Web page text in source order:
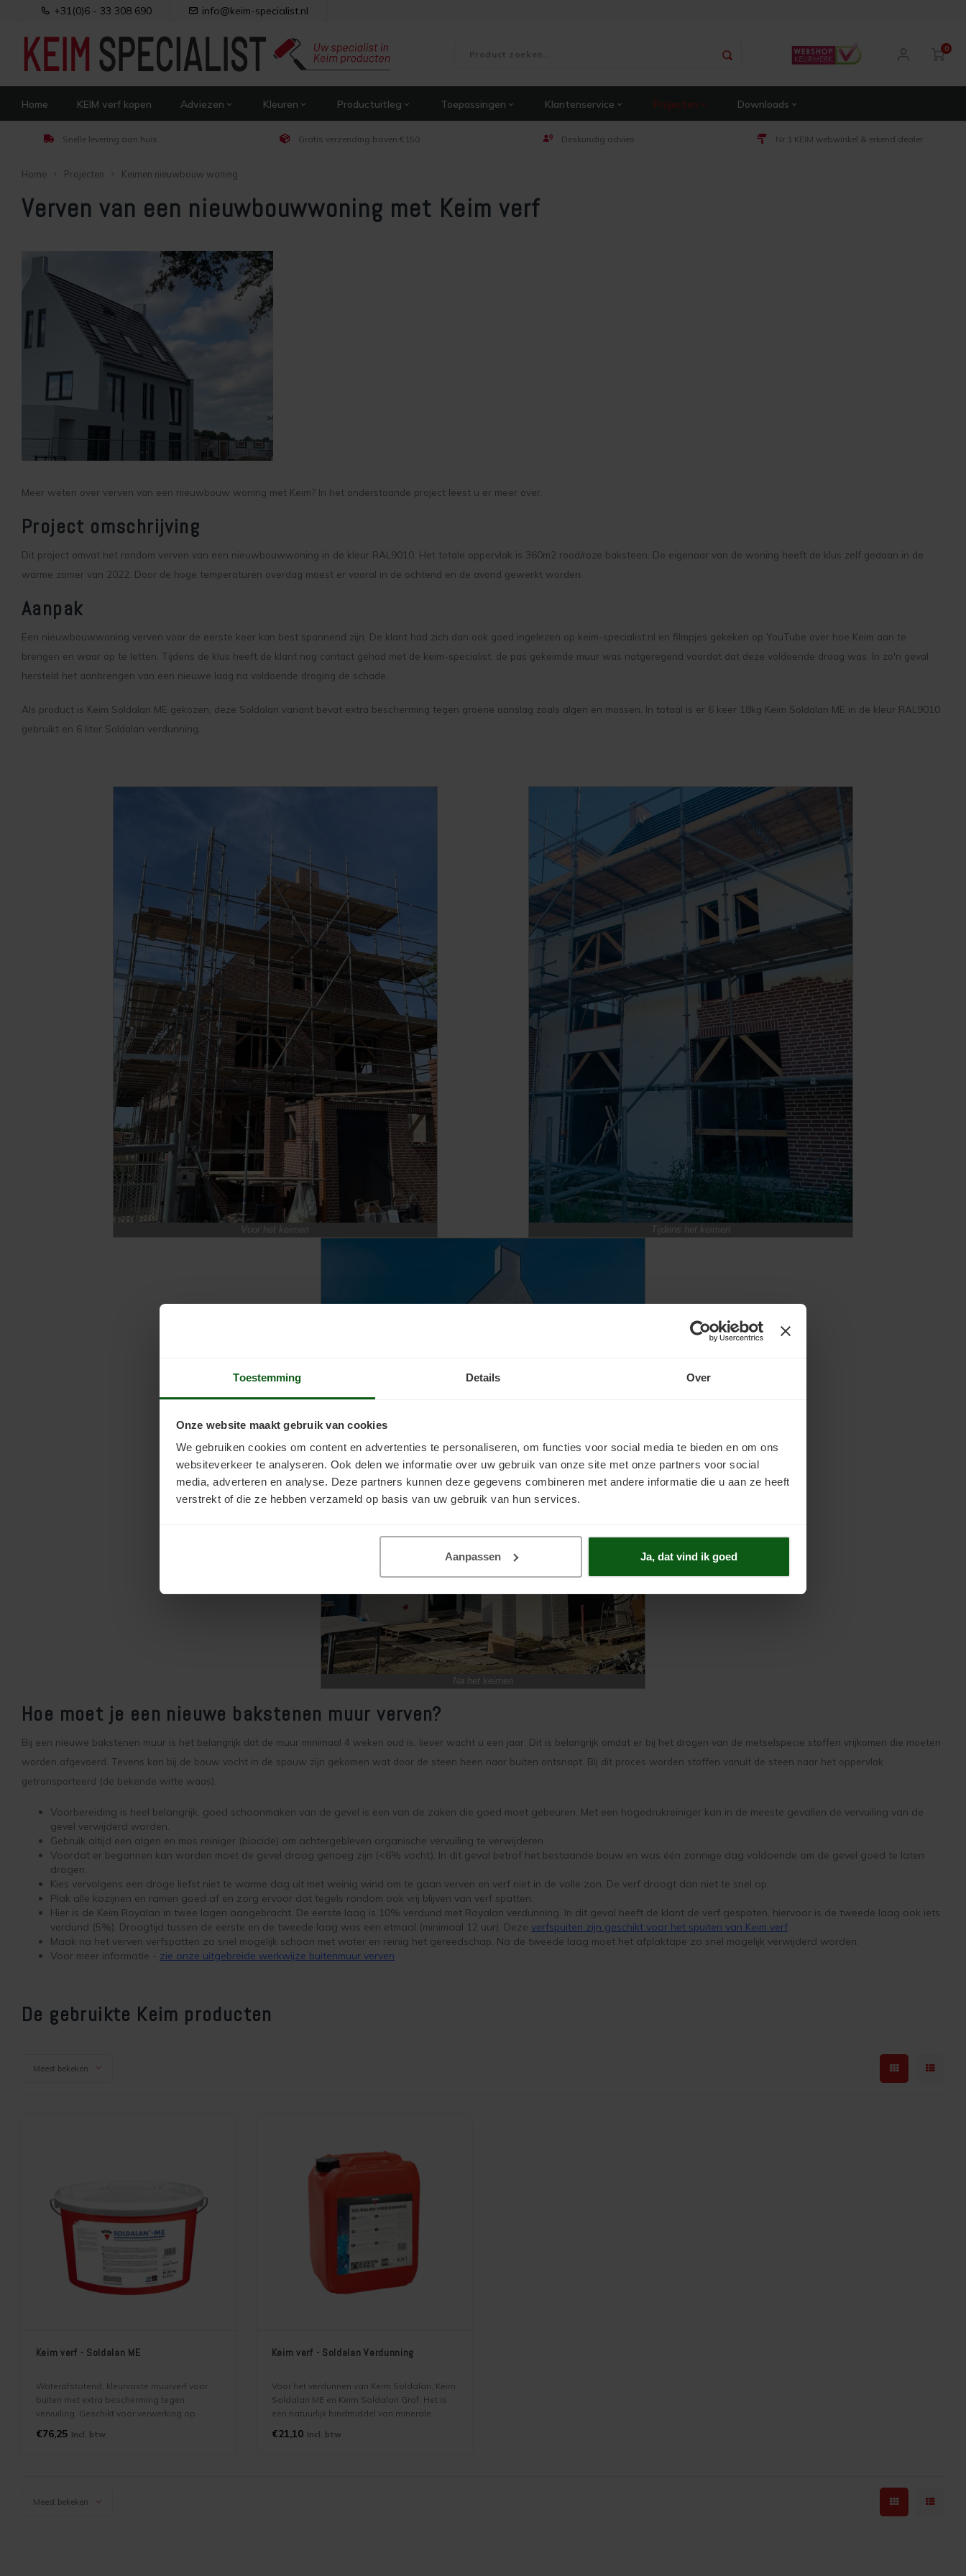
Toestemming Details Over
Onze website maakt gebruik van cookies
We gebruiken cookies om content en advertenties te personaliseren, om functies voor social media te bieden en om ons
websiteverkeer te analyseren. Ook delen we informatie over uw gebruik van onze site met onze partners voor social
media, adverteren en analyse. Deze partners kunnen deze gegevens combineren met andere informatie die u aan ze heeft
verstrekt of die ze hebben verzameld op basis van uw gebruik van hun services.
Aanpassen Ja, dat vind ik goed
+31(0)6 - 33 308 690 info@keim-specialist.nl
0
Home KEIM verf kopen Adviezen Kleuren Productuitleg Toepassingen Klantenservice Projecten Downloads
Snelle levering aan huis Gratis verzending boven €150 Deskundig advies Nr 1 KEIM webwinkel & erkend dealer
Home Projecten Keimen nieuwbouw woning
Verven van een nieuwbouwwoning met Keim verf
Meer weten over verven van een nieuwbouw woning met Keim? In het onderstaande project leest u er meer over.
Project omschrijving
Dit project omvat het rondom verven van een nieuwbouwwoning in de kleur RAL9010. Het totale oppervlak is 360m2 rood/roze baksteen. De eigenaar van de woning heeft de klus zelf gedaan in de
warme zomer van 2022. Door de hoge temperaturen overdag moest er vooral in de ochtend en de avond gewerkt worden.
Aanpak
Een nieuwbouwwoning verven voor de eerste keer kan best spannend zijn. De klant had zich dan ook goed ingelezen op keim-specialist.nl en filmpjes gekeken op YouTube over hoe Keim aan te
brengen en waar op te letten. Tijdens de klus heeft de klant nog contact gehad met de keim-specialist, de pas gekeimde muur was natgeregend voordat dat deze voldoende droog was. In zo'n geval
hersteld het aanbrengen van een nieuwe laag na voldoende droging de schade.
Als product is Keim Soldalan ME gekozen, deze Soldalan variant bevat extra bescherming tegen groene aanslag zoals algen en mossen. In totaal is er 6 keer 18kg Keim Soldalan ME in de kleur RAL9010
gebruikt en 6 liter Soldalan verdunning.
Voor het keimen Tijdens het keimen
Na het keimen
Hoe moet je een nieuwe bakstenen muur verven?
Bij een nieuwe bakstenen muur is het belangrijk dat de muur minimaal 4 weken oud is, liever wacht u een jaar. Dit is belangrijk omdat er bij het drogen van de metselspecie stoffen vrijkomen die moeten
worden afgevoerd. Tevens kan bij de bouw vocht in de spouw zijn gekomen wat door de steen heen naar buiten ontsnapt. Bij dit proces worden stoffen vanuit de steen naar het oppervlak
getransporteerd (de bekende witte waas).
Voorbereiding is heel belangrijk, goed schoonmaken van de gevel is een van de zaken die goed moet gebeuren. Met een hogedrukreiniger kan in de meeste gevallen de vervuiling van de
gevel verwijderd worden.
Gebruik altijd een algen en mos reiniger (biocide) om achtergebleven organische vervuiling te verwijderen
Voordat er begonnen kan worden moet de gevel droog genoeg zijn (<6% vocht). In dit geval betrof het bestaande bouw en was één zonnige dag voldoende om de gevel goed te laten
drogen.
Kies vervolgens een droge liefst niet te warme dag uit met weinig wind om te gaan verven en verf niet in de volle zon. De verf droogt dan niet te snel op.
Plak alle kozijnen en ramen goed af en zorg ervoor dat tegels rondom ook vrij blijven van verf spatten.
Hier is de Keim Royalan in twee lagen aangebracht. De eerste laag is 10% verdund met Royalan verdunning. In dit geval heeft de klant de verf gespoten, hiervoor is de tweede laag ook iets
verdund (5%). Droogtijd tussen de eerste en de tweede laag was een etmaal (minimaal 12 uur). Deze verfspuiten zijn geschikt voor het spuiten van Keim verf.
Maak na het verven verfspatten zo snel mogelijk schoon met water en reinig het gereedschap. Na de tweede laag moet het afplaktape zo snel mogelijk verwijderd worden.
Voor meer informatie - zie onze uitgebreide werkwijze buitenmuur verven
De gebruikte Keim producten
Meest bekeken
Keim verf - Soldalan ME
Waterafstotend, kleurvaste muurverf voor
buiten met extra bescherming tegen
vervuiling. Geschikt voor verwerking op
beton, steen, cement en metselwerk.
€76,25 Incl. btw
Keim verf - Soldalan Verdunning
Voor het verdunnen van Keim Soldalan, Keim
Soldalan ME en Keim Soldalan Grof. Het is
een natuurlijk bindmiddel van minerale
grondlaag bij sterk zuigende ondergronden.
€21,10 Incl. btw
Meest bekeken